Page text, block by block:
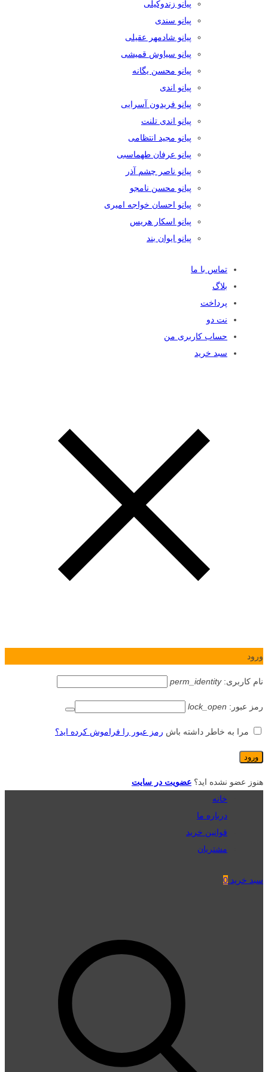
پیانو زندوکیلی
پیانو سندی
پیانو شادمهر عقیلی
پیانو سیاوش قمیشی
پیانو محسن یگانه
پیانو اندی
پیانو فریدون آسرایی
پیانو اندی تلنت
پیانو مجید انتظامی
پیانو عرفان طهماسبی
پیانو ناصر چشم آذر
پیانو محسن نامجو
پیانو احسان خواجه امیری
پیانو اسکار هریس
پیانو ایوان بند
تماس با ما
بلاگ
پرداخت
نت دو
حساب کاربری من
سبد خرید
ورود
نام کاربری:perm_identity
رمز عبور: lock_open
مرا به خاطر داشته باش رمز عبور را فراموش کرده اید؟
هنوز عضو نشده اید؟ عضویت در سایت
خانه
درباره ما
قوانین خرید
مشتریان
سبد خرید 0